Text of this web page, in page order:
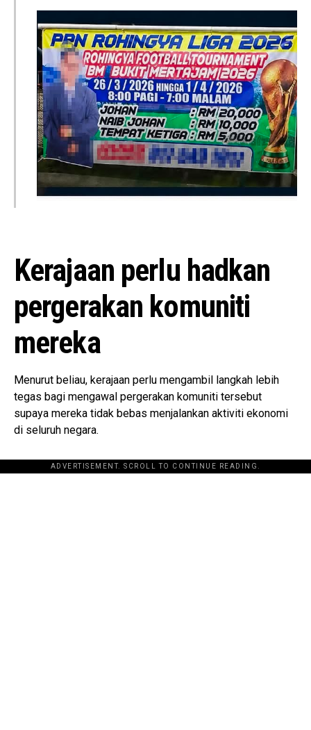
Kerajaan perlu hadkan
pergerakan komuniti
mereka
Menurut beliau, kerajaan perlu mengambil langkah lebih
tegas bagi mengawal pergerakan komuniti tersebut
supaya mereka tidak bebas menjalankan aktiviti ekonomi
di seluruh negara.
ADVERTISEMENT. SCROLL TO CONTINUE READING.